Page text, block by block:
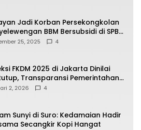
Jadi Korban Persekongkolan
BBM Bersubsidi di SPBU
Teluk Batang
25, 2025 4
FKDM 2025 di Jakarta Dinilai
Transparansi Pemerintahan
Dipertanyakan
2, 2026 4
Sunyi di Suro: Kedamaian Hadir
Secangkir Kopi Hangat